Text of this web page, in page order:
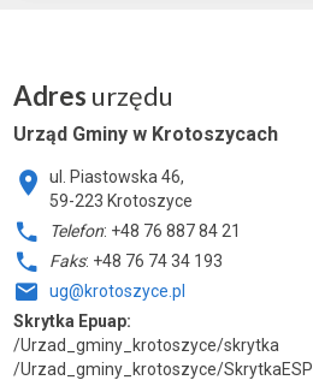
Adres urzędu
Urząd Gminy w Krotoszycach
ul. Piastowska 46,
59-223 Krotoszyce
Telefon: +48 76 887 84 21
Faks: +48 76 74 34 193
ug@krotoszyce.pl
Skrytka Epuap:
/Urzad_gminy_krotoszyce/skrytka
/Urzad_gminy_krotoszyce/SkrytkaESP